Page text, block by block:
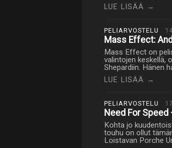
LUE LISÄÄ →
PELIARVOSTELU
Mass Effect:
Mass Effect on
valintojen keskellä,
Shepardiin. Hänen
LUE LISÄÄ →
PELIARVOSTELU
Need For
Kohta jo
touhu on ollut
Loistavan Porche